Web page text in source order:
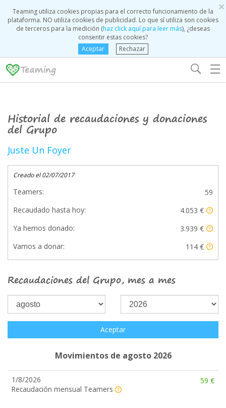
×
Teaming utiliza cookies propias para el correcto funcionamiento de la
plataforma. NO utiliza cookies de publicidad. Lo que sí utiliza son cookies
de terceros para la medición (haz click aquí para leer más), ¿deseas
consentir estas cookies?
Aceptar
Rechazar
☰
Historial de recaudaciones y donaciones
del Grupo
Juste Un Foyer
Creado el 02/07/2017
Teamers:
59
Recaudado hasta hoy:
4.053 €
Ya hemos donado:
3.939 €
Vamos a donar:
114 €
Recaudaciones del Grupo, mes a mes
Aceptar
Movimientos de agosto 2026
1/8/2026
Recaudación mensual Teamers
59 €